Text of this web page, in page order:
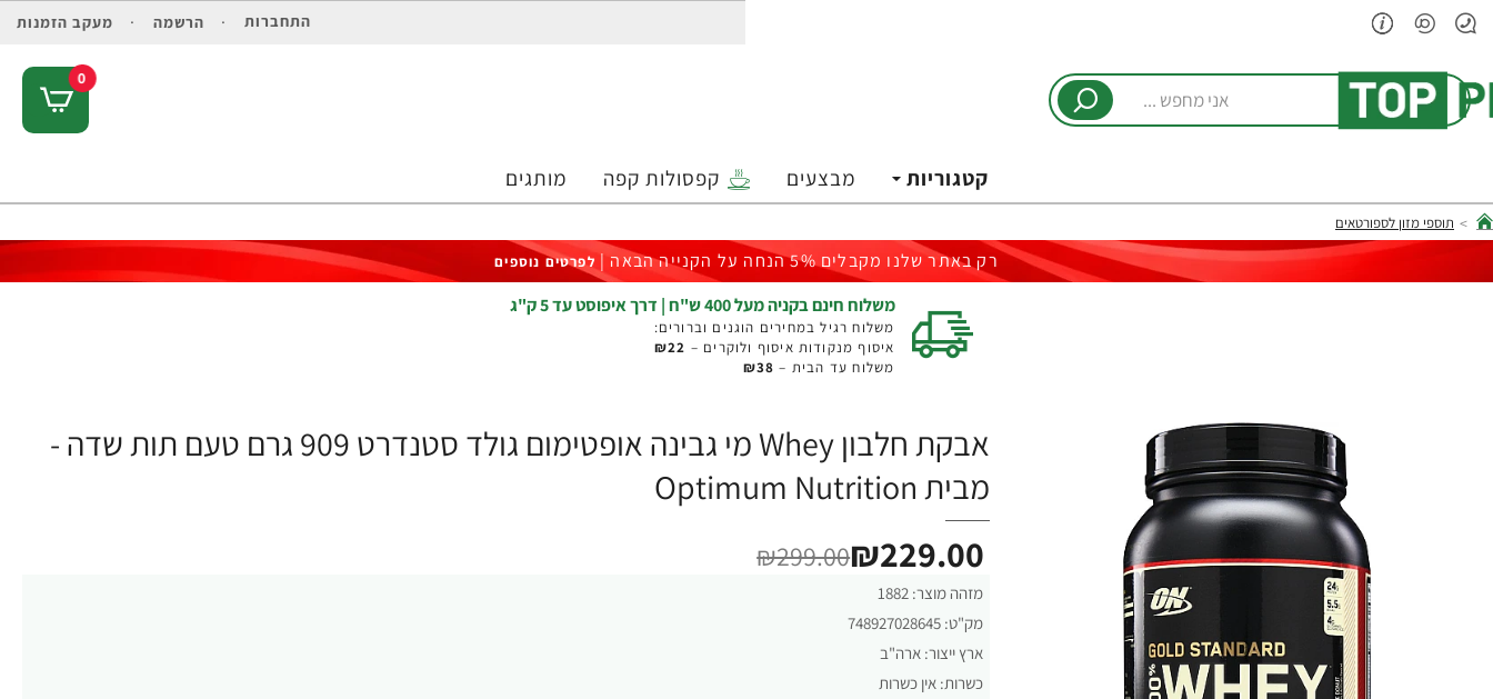
התחברות הרשמה מעקב הזמנות
מחפש
0
קטגוריות מבצעים קפסולות קפה מותגים
home
תוספי מזון לספורטאים
רק באתר שלנו מקבלים 5% הנחה על הקנייה הבאה | לפרטים נוספים
משלוח חינם בקניה מעל 400 ש"ח | דרך איפוסט עד 5 ק"ג
משלוח רגיל במחירים הוגנים וברורים:
איסוף מנקודות איסוף ולוקרים – ₪22
משלוח עד הבית – ₪38
אבקת חלבון Whey מי גבינה אופטימום גולד סטנדרט 909 גרם טעם תות שדה -
מבית Optimum Nutrition
מזהה מוצר: 1882
מק"ט: 748927028645
ארץ ייצור: ארה"ב
כשרות: אין כשרות
₪229.00
₪299.00